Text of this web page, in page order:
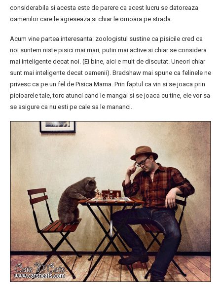
considerabila si acesta este de parere ca acest lucru se datoreaza
oamenilor care le agreseaza si chiar le omoara pe strada.
Acum vine partea interesanta: zoologistul sustine ca pisicile cred ca
noi suntem niste pisici mai mari, putin mai active si chiar se considera
mai inteligente decat noi. (Ei bine, aici e mult de discutat. Uneori chiar
sunt mai inteligente decat oamenii). Bradshaw mai spune ca felinele ne
privesc ca pe un fel de Pisica Mama. Prin faptul ca vin si se joaca prin
picioarele tale, torc atunci cand le mangai si se joaca cu tine, ele vor sa
se asigure ca nu esti pe cale sa le mananci.